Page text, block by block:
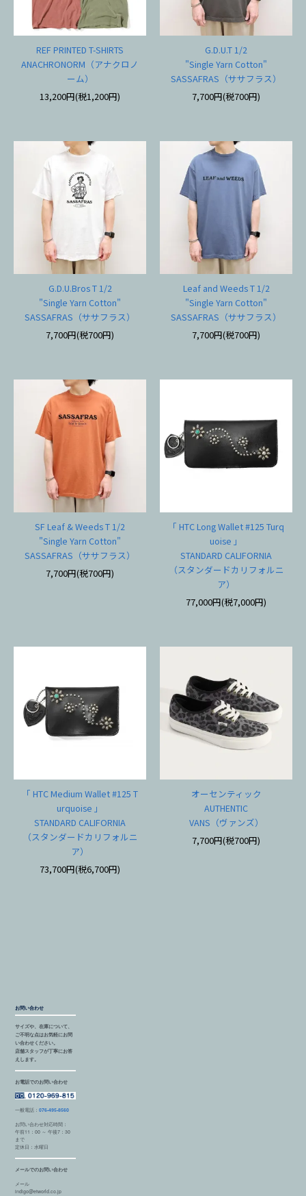
REF PRINTED T-SHIRTS
ANACHRONORM（アナクロノ
ーム）
13,200円(税1,200円)
G.D.U.T 1/2
"Single Yarn Cotton"
SASSAFRAS（ササフラス）
7,700円(税700円)
G.D.U.Bros T 1/2
"Single Yarn Cotton"
SASSAFRAS（ササフラス）
7,700円(税700円)
Leaf and Weeds T 1/2
"Single Yarn Cotton"
SASSAFRAS（ササフラス）
7,700円(税700円)
SF Leaf & Weeds T 1/2
"Single Yarn Cotton"
SASSAFRAS（ササフラス）
7,700円(税700円)
「 HTC Long Wallet #125 Turq
uoise 」
STANDARD CALIFORNIA
（スタンダードカリフォルニ
ア）
77,000円(税7,000円)
「 HTC Medium Wallet #125 T
urquoise 」
STANDARD CALIFORNIA
（スタンダードカリフォルニ
ア）
73,700円(税6,700円)
オーセンティック
AUTHENTIC
VANS（ヴァンズ）
7,700円(税700円)
お問い合わせ
サイズや、在庫について、
ご不明な点はお気軽にお問
い合わせください。
店舗スタッフが丁寧にお答
えします。
お電話でのお問い合わせ
一般電話：076-495-8560
お問い合わせ対応時間：
午前11：00 ～ 午後7：30
まで
定休日：水曜日
メールでのお問い合わせ
メール
indigo@etworld.co.jp